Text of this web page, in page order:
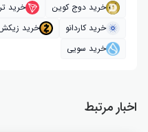
خرید دوج کوین
خرید
خرید کاردانو
خرید
خرید سویی
اخبار مرتبط